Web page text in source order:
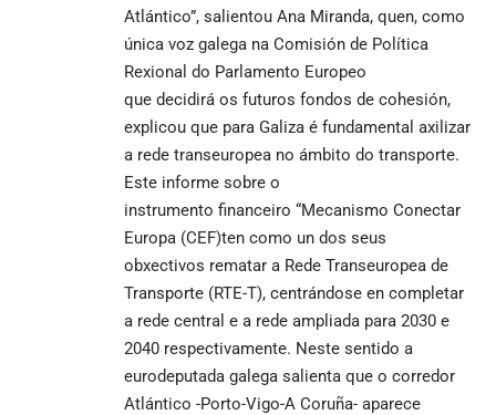
Atlántico”, salientou Ana Miranda, quen, como
única voz galega na Comisión de Política
Rexional do Parlamento Europeo
que decidirá os futuros fondos de cohesión,
explicou que para Galiza é fundamental axilizar
a rede transeuropea no ámbito do transporte.
Este informe sobre o
instrumento financeiro “Mecanismo Conectar
Europa (CEF)ten como un dos seus
obxectivos rematar a Rede Transeuropea de
Transporte (RTE-T), centrándose en completar
a rede central e a rede ampliada para 2030 e
2040 respectivamente. Neste sentido a
eurodeputada galega salienta que o corredor
Atlántico -Porto-Vigo-A Coruña- aparece